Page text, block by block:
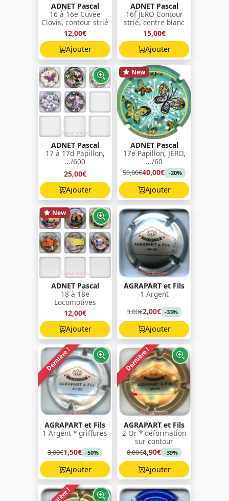
ADNET Pascal
16 à 16e Cuvée
Clovis, contour strié
12,00€
Ajouter
ADNET Pascal
16f JERO Contour
strié, centre blanc
15,00€
Ajouter
ADNET Pascal
17 à 17d Papillon,
.../600
25,00€
Ajouter
New
ADNET Pascal
17e Papillon, JERO,
.../60
50,00€40,00€ -20%
Ajouter
New
ADNET Pascal
18 à 18e
Locomotives
12,00€
Ajouter
AGRAPART et Fils
1 Argent
3,00€2,00€ -33%
Ajouter
Dernière !
AGRAPART et Fils
1 Argent * griffures
3,00€1,50€ -50%
Ajouter
Dernière !
AGRAPART et Fils
2 Or * déformation
sur contour
8,00€4,90€ -39%
Ajouter